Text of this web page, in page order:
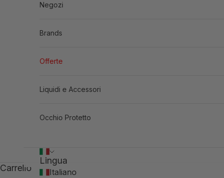
Negozi
Brands
Offerte
Liquidi e Accessori
Occhio Protetto
Lingua
Italiano
Carrello